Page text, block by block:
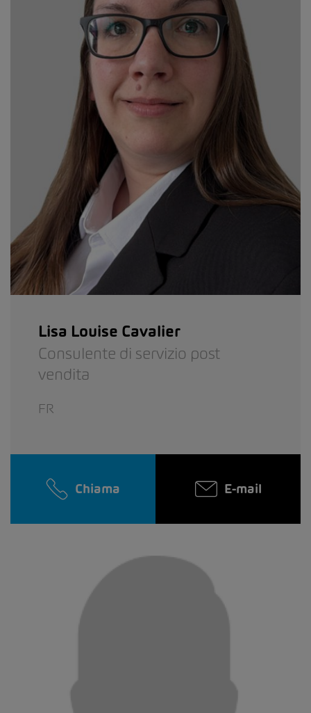
Lisa Louise Cavalier
Consulente di servizio post
vendita
FR
Chiama E-mail